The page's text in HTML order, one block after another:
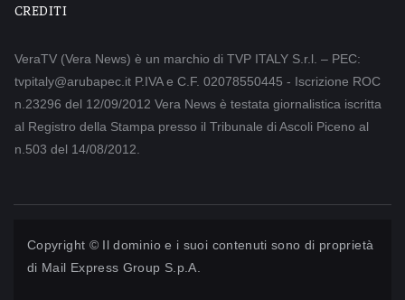
CREDITI
VeraTV (Vera News) è un marchio di TVP ITALY S.r.l. – PEC:
tvpitaly@arubapec.it P.IVA e C.F. 02078550445 - Iscrizione ROC
n.23296 del 12/09/2012 Vera News è testata giornalistica iscritta
al Registro della Stampa presso il Tribunale di Ascoli Piceno al
n.503 del 14/08/2012.
Copyright © Il dominio e i suoi contenuti sono di proprietà
di Mail Express Group S.p.A.